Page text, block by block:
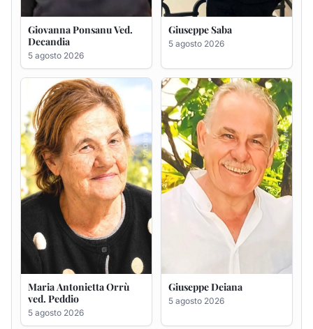
Maria Antonietta Orrù
ved. Peddio
5 agosto 2026
Giuseppe Deiana
5 agosto 2026